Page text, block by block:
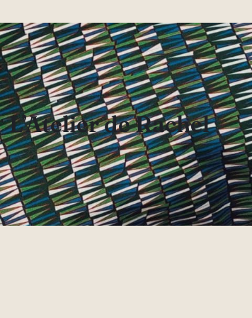
L’Atelier de Rachel